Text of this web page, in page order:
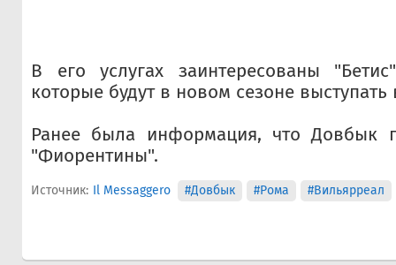
В его услугах заинтересованы
которые будут в новом сезоне
Ранее была информация, что Довбык
"Фиорентины".
Источник: Il Messaggero #Довбык #Рома #Вильярреал